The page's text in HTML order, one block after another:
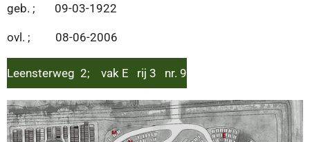
geb. ; 09-03-1922
ovl. ; 08-06-2006
Leensterweg 2; vak E rij 3 nr. 9